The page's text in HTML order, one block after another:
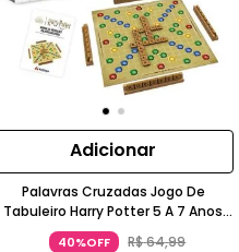
Adicionar
Palavras Cruzadas Jogo De
Tabuleiro Harry Potter 5 A 7 Anos
Xalingo
40%OFF R$64,99